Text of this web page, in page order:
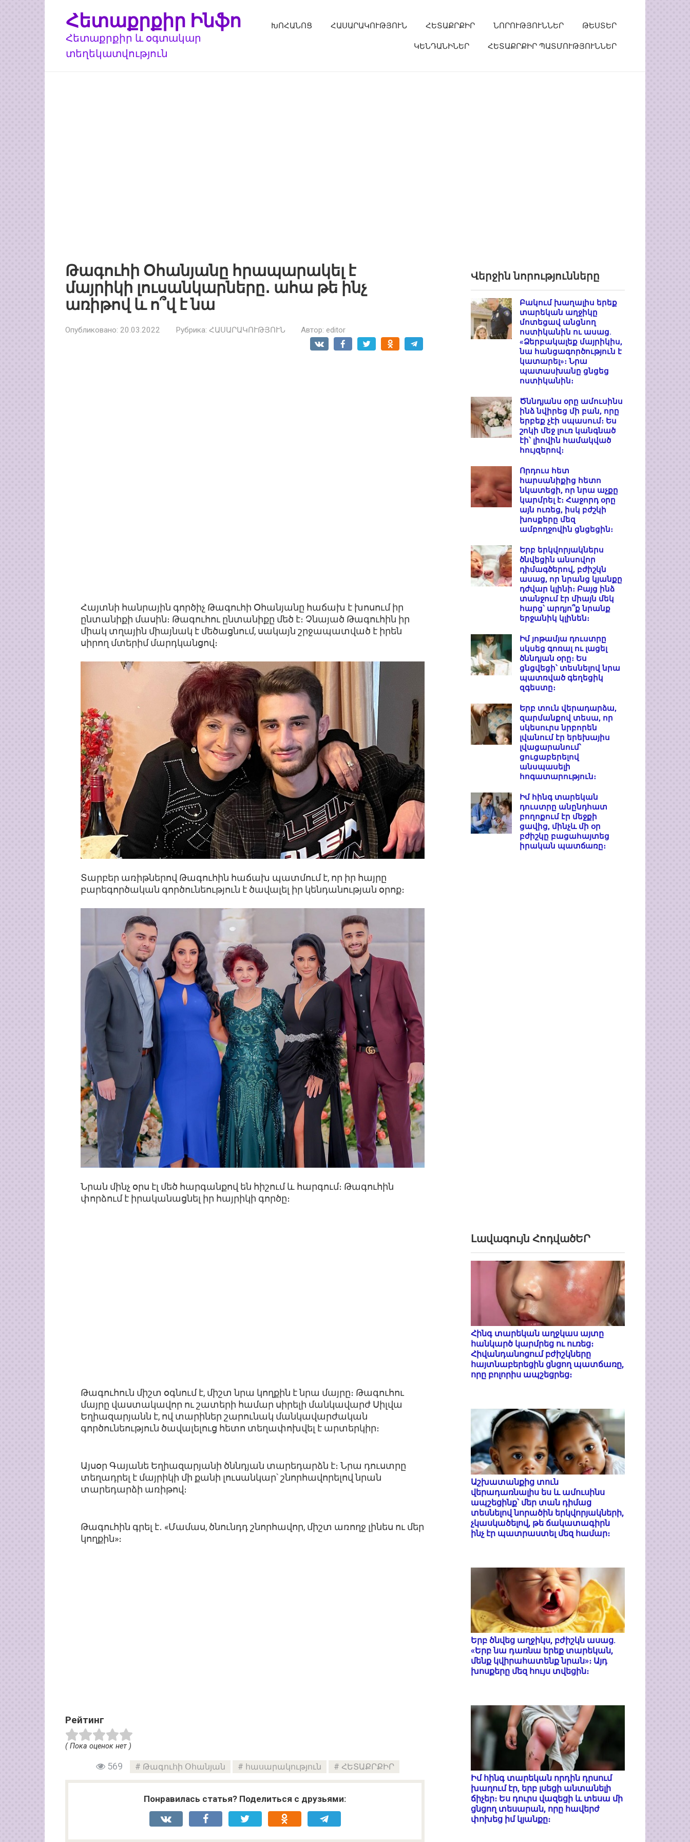
Հետաքրքիր Ինֆո
Հետաքրքիր և օգտակար
տեղեկատվություն
ԽՈՀԱՆՈՑ ՀԱՍԱՐԱԿՈՒԹՅՈՒՆ ՀԵՏԱՔՐՔԻՐ ՆՈՐՈՒԹՅՈՒՆՆԵՐ ԹԵՍՏԵՐ
ԿԵՆԴԱՆԻՆԵՐ ՀԵՏԱՔՐՔԻՐ ՊԱՏՄՈՒԹՅՈՒՆՆԵՐ
Թագուհի Օհանյանը հրապարակել է
մայրիկի լուսանկարները․ ահա թե ինչ
առիթով և ո՞վ է նա
Опубликовано: 20.03.2022 Рубрика: ՀԱՍԱՐԱԿՈՒԹՅՈՒՆ Автор: editor
Հայտնի հանրային գործիչ Թագուհի Օհանյանը հաճախ է խոսում իր
ընտանիքի մասին։ Թագուհու ընտանիքը մեծ է։ Չնայած Թագուհին իր
միակ տղային միայնակ է մեծացնում, սակայն շրջապատված է իրեն
սիրող մտերիմ մարդկանցով։
Տարբեր առիթներով Թագուհին հաճախ պատմում է, որ իր հայրը
բարեգործական գործունեություն է ծավալել իր կենդանության օրոք։
Նրան մինչ օրս էլ մեծ հարգանքով են հիշում և հարգում։ Թագուհին
փորձում է իրականացնել իր հայրիկի գործը։
Թագուհուն միշտ օգնում է, միշտ նրա կողքին է նրա մայրը։ Թագուհու
մայրը վաստակավոր ու շատերի համար սիրելի մանկավարժ Սիլվա
Եղիազարյանն է, ով տարիներ շարունակ մանկավարժական
գործունեություն ծավալելուց հետո տեղափոխվել է արտերկիր։
Այսօր Գայանե Եղիազարյանի ծննդյան տարեդարձն է։ Նրա դուստրը
տեղադրել է մայրիկի մի քանի լուսանկար՝ շնորհավորելով նրան
տարեդարձի առիթով։
Թագուհին գրել է․ «Մամաս, ծնունդդ շնորհավոր, միշտ առողջ լինես ու մեր
կողքին»։
Рейтинг
( Пока оценок нет )
569 Թագուհի Օհանյան հասարակություն ՀԵՏԱՔՐՔԻՐ
Понравилась статья? Поделиться с друзьями:
Վերջին նորությունները
Բակում խաղալիս երեք
տարեկան աղջիկը
մոտեցավ անցնող
ոստիկանին ու ասաց.
«Ձերբակալեք մայրիկիս,
նա հանցագործություն է
կատարել»։ Նրա
պատասխանը ցնցեց
ոստիկանին։
Ծննդյանս օրը ամուսինս
ինձ նվիրեց մի բան, որը
երբեք չէի սպասում։ Ես
շոկի մեջ լուռ կանգնած
էի՝ լիովին համակված
հույզերով։
Որդուս հետ
հարսանիքից հետո
նկատեցի, որ նրա աչքը
կարմրել է։ Հաջորդ օրը
այն ուռեց, իսկ բժշկի
խոսքերը մեզ
ամբողջովին ցնցեցին։
Երբ երկվորյակներս
ծնվեցին անսովոր
դիմագծերով, բժիշկն
ասաց, որ նրանց կյանքը
դժվար կլինի։ Բայց ինձ
տանջում էր միայն մեկ
հարց՝ արդյո՞ք նրանք
երջանիկ կլինեն։
Իմ յոթամյա դուստրը
սկսեց գոռալ ու լացել
ծննդյան օրը։ Ես
ցնցվեցի՝ տեսնելով նրա
պատռված գեղեցիկ
զգեստը։
Երբ տուն վերադարձա,
զարմանքով տեսա, որ
սկեսուրս նրբորեն
լվանում էր երեխայիս
լվացարանում՝
ցուցաբերելով
անսպասելի
հոգատարություն։
Իմ հինգ տարեկան
դուստրը անընդհատ
բողոքում էր մեջքի
ցավից, մինչև մի օր
բժիշկը բացահայտեց
իրական պատճառը։
Լավագույն ՀոդվածԵՐ
Հինգ տարեկան աղջկաս այտը
հանկարծ կարմրեց ու ուռեց։
Հիվանդանոցում բժիշկները
հայտնաբերեցին ցնցող պատճառը,
որը բոլորիս ապշեցրեց։
Աշխատանքից տուն
վերադառնալիս ես և ամուսինս
ապշեցինք՝ մեր տան դիմաց
տեսնելով նորածին երկվորյակների,
չկասկածելով, թե ճակատագիրն
ինչ էր պատրաստել մեզ համար։
Երբ ծնվեց աղջիկս, բժիշկն ասաց.
«Երբ նա դառնա երեք տարեկան,
մենք կվիրահատենք նրան»։ Այդ
խոսքերը մեզ հույս տվեցին։
Իմ հինգ տարեկան որդին դրսում
խաղում էր, երբ լսեցի անտանելի
ճիչեր։ Ես դուրս վազեցի և տեսա մի
ցնցող տեսարան, որը հավերժ
փոխեց իմ կյանքը։